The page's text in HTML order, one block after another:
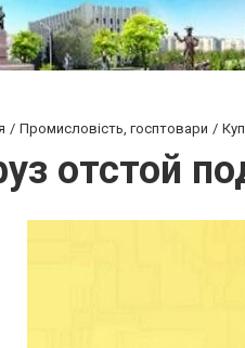
Промисловість, госптовари
отстой